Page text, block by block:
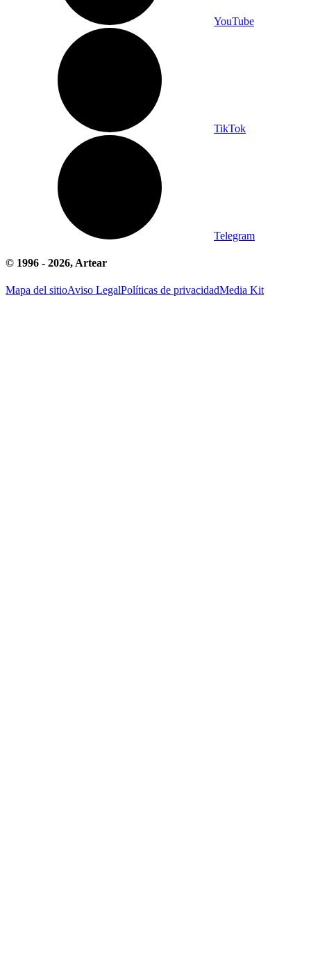
YouTube
TikTok
Telegram
© 1996 - 2026, Artear
Mapa del sitioAviso LegalPolíticas de privacidadMedia Kit